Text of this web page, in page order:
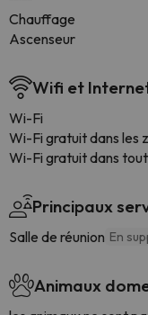
Chauffage
Ascenseur
Wifi et
Wi-Fi
Wi-Fi gratuit dans les
Wi-Fi gratuit dans
Principaux
Salle de réunion En
Animaux